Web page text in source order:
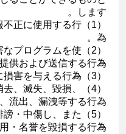
します。
報不正に使用する行
為。
害なプログラムを使
供および送信する行為。
（3）弊社または第三者に損害を与える行為。
去、滅失、毀損、
流出、漏洩等する行為。
謗・中傷し、また
・名誉を毀損する行為。